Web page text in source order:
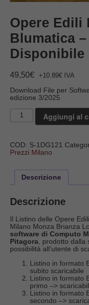
Opere Edili
Blumatica
Disponibile
49,50€ +10.89€ IVA
Download File per
edizione 3/2025
Opere
Edili
Milano
Blumatica
-
Disponibile
quantità
Aggiungi al
COD: S-1DG121
Prezzi Milano
Descrizione
Descrizione
Il Listino delle Opere
Milano Monza Brianza
software di Computo
Pitagora, prodotto dalla
possibilità all’utente di
Listino in formato
subito scaricabile
Listino in formato
primo –>
Listino in formato
secondo –>